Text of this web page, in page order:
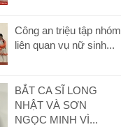
Công an triệu tập nhóm
liên quan vụ nữ sinh...
BẮT CA SĨ LONG
NHẬT VÀ SƠN
NGỌC MINH VÌ...